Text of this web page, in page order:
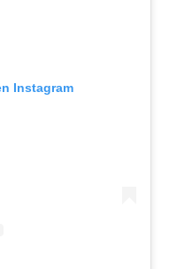
Instagram